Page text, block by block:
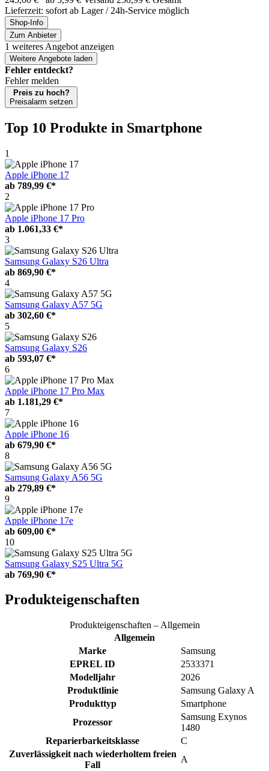
Lieferzeit: sofort ab Lager / 24h-Service möglich
Shop-Info
Zum Anbieter
1 weiteres Angebot anzeigen
Weitere Angebote laden
Fehler entdeckt?
Fehler melden
Preis zu hoch?
Preisalarm setzen
Top 10 Produkte in Smartphone
1
Apple iPhone 17
ab 789,99 €*
2
Apple iPhone 17 Pro
ab 1.061,33 €*
3
Samsung Galaxy S26 Ultra
ab 869,90 €*
4
Samsung Galaxy A57 5G
ab 302,60 €*
5
Samsung Galaxy S26
ab 593,07 €*
6
Apple iPhone 17 Pro Max
ab 1.181,29 €*
7
Apple iPhone 16
ab 679,90 €*
8
Samsung Galaxy A56 5G
ab 279,89 €*
9
Apple iPhone 17e
ab 609,00 €*
10
Samsung Galaxy S25 Ultra 5G
ab 769,90 €*
Produkteigenschaften
Produkteigenschaften – Allgemein
Allgemein
Marke
Samsung
EPREL ID
2533371
Modelljahr
2026
Produktlinie
Samsung Galaxy A
Produkttyp
Smartphone
Prozessor
Samsung Exynos
1480
Reparierbarkeitsklasse
C
Zuverlässigkeit nach wiederholtem freien
Fall
A